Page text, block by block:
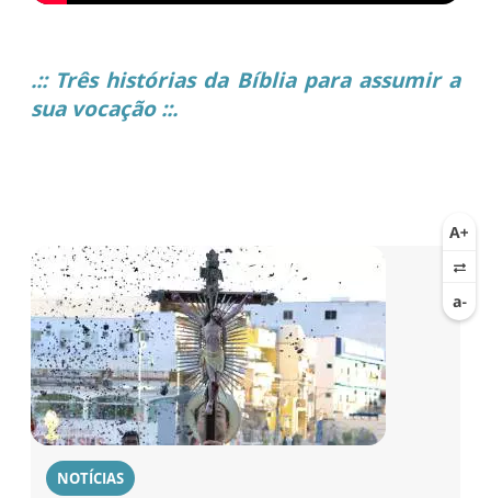
.:: Três histórias da Bíblia para assumir a
sua vocação ::.
NOTÍCIAS